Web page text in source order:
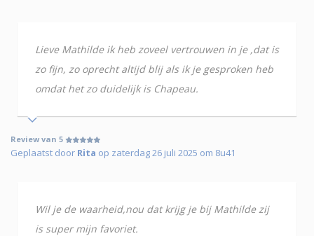
Lieve Mathilde ik heb zoveel vertrouwen in je ,dat is
zo fijn, zo oprecht altijd blij als ik je gesproken heb
omdat het zo duidelijk is Chapeau.
Review van 5
Geplaatst door Rita op zaterdag 26 juli 2025 om 8u41
Wil je de waarheid,nou dat krijg je bij Mathilde zij
is super mijn favoriet.